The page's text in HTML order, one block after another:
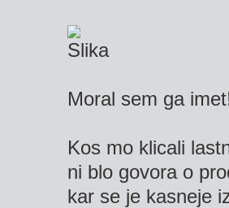
Moral sem ga
Kos mo klicali
ni blo govora o
kar se je kasneje